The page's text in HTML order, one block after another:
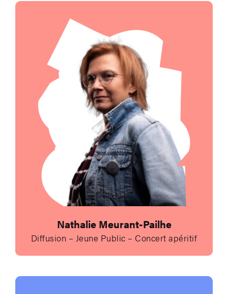
Envoyer un e-mail
Nathalie Meurant-Pailhe
Diffusion – Jeune Public – Concert apéritif
Envoyer un e-mail